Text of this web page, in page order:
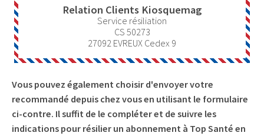
Relation Clients Kiosquemag
Service résiliation
CS 50273
27092 EVREUX Cedex 9
Vous pouvez également choisir d'envoyer votre
recommandé depuis chez vous en utilisant le formulaire
ci-contre. Il suffit de le compléter et de suivre les
indications pour résilier un abonnement à Top Santé en